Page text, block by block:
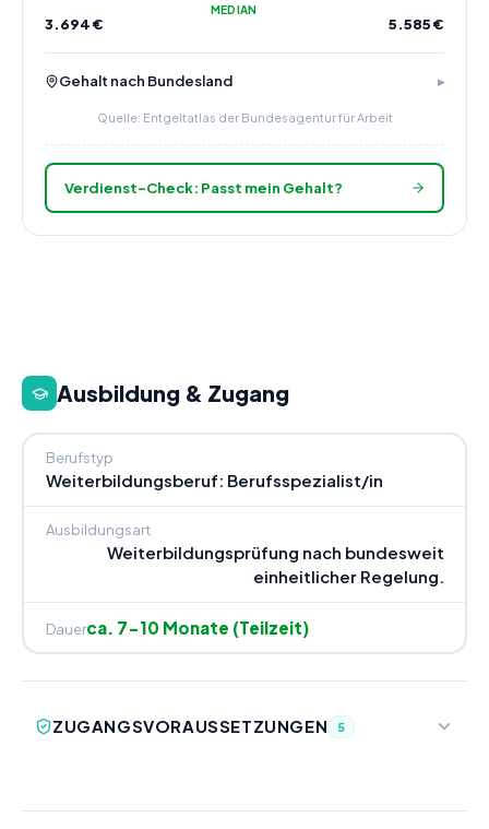
MEDIAN
3.694€ 5.585€
Gehalt nach Bundesland
Quelle: Entgeltatlas der Bundesagentur für Arbeit
Verdienst-Check: Passt mein Gehalt?
Ausbildung & Zugang
Berufstyp
Weiterbildungsberuf: Berufsspezialist/in
Ausbildungsart
Weiterbildungsprüfung nach bundesweit
einheitlicher Regelung.
Dauerca. 7-10 Monate (Teilzeit)
ZUGANGSVORAUSSETZUNGEN 5